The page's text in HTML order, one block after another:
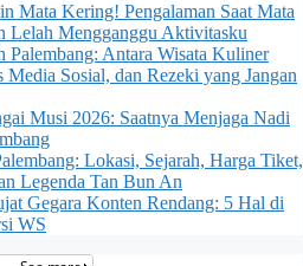
Mata Kering! Pengalaman Saat Mata
Lelah Mengganggu Aktivitasku
Palembang: Antara Wisata Kuliner
Sosial, dan Rezeki yang Jangan
Musi 2026: Saatnya Menjaga Nadi
Lokasi, Sejarah, Harga Tiket,
Legenda Tan Bun An
Gegara Konten Rendang: 5 Hal di
WS